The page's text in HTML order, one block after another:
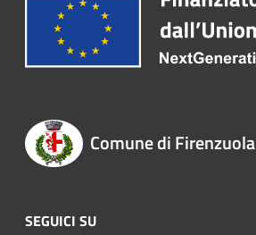
Comune di Firenzuola
SEGUICI SU